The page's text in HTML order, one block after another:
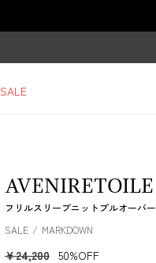
SALE
AVENIRETOILE
フリルスリーブニットプルオーバー
SALE
MARKDOWN
￥24,200 50%OFF